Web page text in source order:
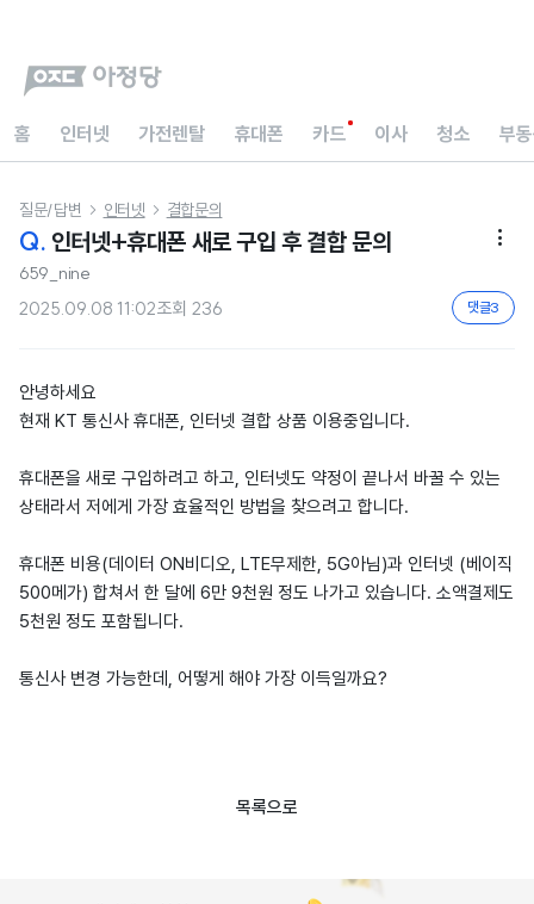
홈 인터넷 가전렌탈 휴대폰 카드 이사 청소 부
질문/답변  인터넷  결합문의
Q. 인터넷+휴대폰 새로 구입 후 결합 문의 
659_nine
2025.09.08 11:02조회 236 댓글3
안녕하세요
현재 KT 통신사 휴대폰, 인터넷 결합 상품 이용중입니다.
휴대폰을 새로 구입하려고 하고, 인터넷도 약정이 끝나서 바꿀 수 있는
상태라서 저에게 가장 효율적인 방법을 찾으려고 합니다.
휴대폰 비용(데이터 ON비디오, LTE무제한, 5G아님)과 인터넷 (베이직
500메가) 합쳐서 한 달에 6만 9천원 정도 나가고 있습니다. 소액결제도
5천원 정도 포함됩니다.
통신사 변경 가능한데, 어떻게 해야 가장 이득일까요?
목록으로